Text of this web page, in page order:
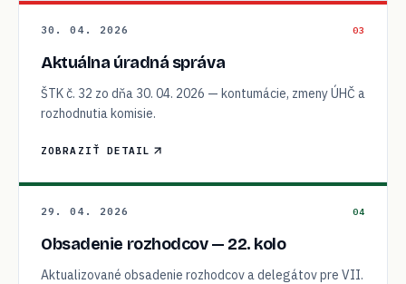
30. 04. 2026 03
Aktuálna úradná správa
ŠTK č. 32 zo dňa 30. 04. 2026 — kontumácie, zmeny ÚHČ a
rozhodnutia komisie.
ZOBRAZIŤ DETAIL
29. 04. 2026 04
Obsadenie rozhodcov — 22. kolo
Aktualizované obsadenie rozhodcov a delegátov pre VII.